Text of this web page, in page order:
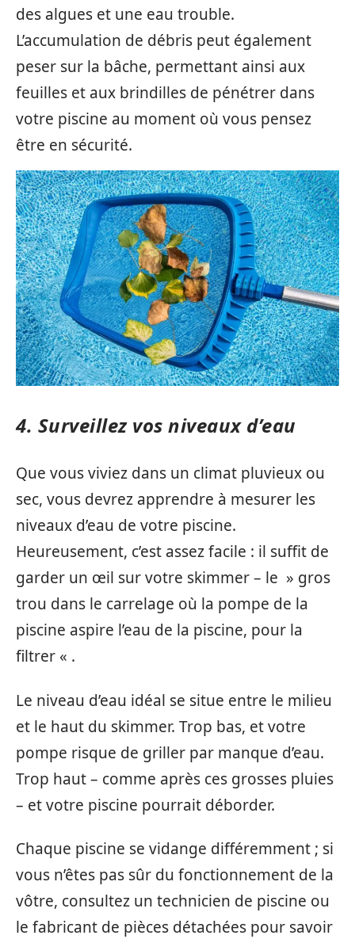
des algues et une eau trouble.
L’accumulation de débris peut également
peser sur la bâche, permettant ainsi aux
feuilles et aux brindilles de pénétrer dans
votre piscine au moment où vous pensez
être en sécurité.
4. Surveillez vos niveaux d’eau
Que vous viviez dans un climat pluvieux ou
sec, vous devrez apprendre à mesurer les
niveaux d’eau de votre piscine.
Heureusement, c’est assez facile : il suffit de
garder un œil sur votre skimmer – le » gros
trou dans le carrelage où la pompe de la
piscine aspire l’eau de la piscine, pour la
filtrer « .
Le niveau d’eau idéal se situe entre le milieu
et le haut du skimmer. Trop bas, et votre
pompe risque de griller par manque d’eau.
Trop haut – comme après ces grosses pluies
– et votre piscine pourrait déborder.
Chaque piscine se vidange différemment ; si
vous n’êtes pas sûr du fonctionnement de la
vôtre, consultez un technicien de piscine ou
le fabricant de pièces détachées pour savoir